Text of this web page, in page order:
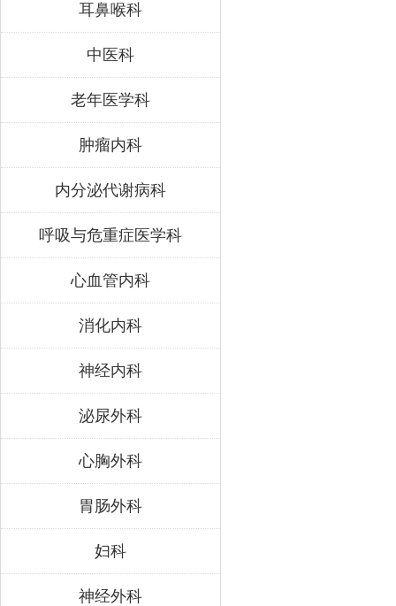
耳鼻喉科
中医科
老年医学科
肿瘤内科
内分泌代谢病科
呼吸与危重症医学科
心血管内科
消化内科
神经内科
泌尿外科
心胸外科
胃肠外科
妇科
神经外科